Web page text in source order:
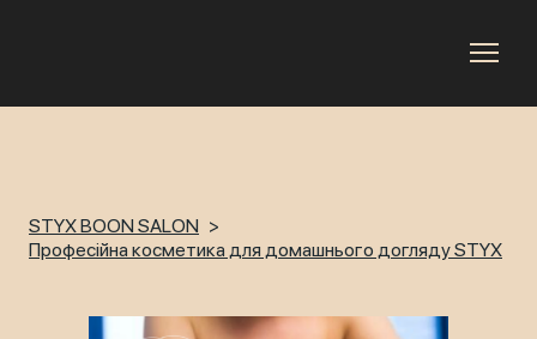
STYX BOON SALON
Професійна косметика для домашнього догляду STYX